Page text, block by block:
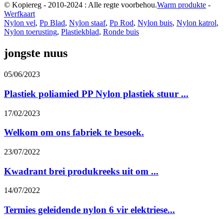
© Kopiereg - 2010-2024 : Alle regte voorbehou.Warm produkte -
Werfkaart
Nylon vel, Pp Blad, Nylon staaf, Pp Rod, Nylon buis, Nylon katrol,
Nylon toerusting, Plastiekblad, Ronde buis
jongste nuus
05/06/2023
Plastiek poliamied PP Nylon plastiek stuur ...
17/02/2023
Welkom om ons fabriek te besoek.
23/07/2022
Kwadrant brei produkreeks uit om ...
14/07/2022
Termies geleidende nylon 6 vir elektriese...